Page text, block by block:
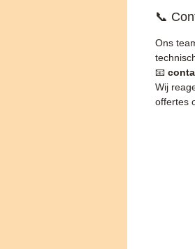
📞
Ons
📧
Wij
offertes